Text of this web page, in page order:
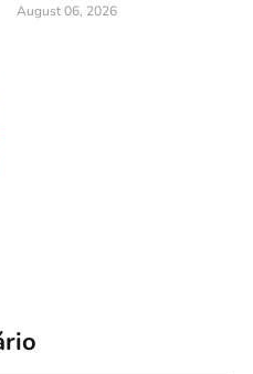
August 06, 2026